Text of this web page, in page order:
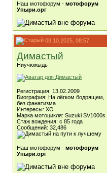
Наш мотофорум - мотофорум
Упыри.орг
08.10.2025, 08:57
Димастый
Ниучюжыдь
Регистрация: 13.02.2009
Биография: На лёгком бодрящем,
без фанатизма
Интересы: ХО
Марка мотоцикля: Suzuki SV1000s
Стаж вождения: с 85 года
Сообщений: 32,486
Наш мотофорум - мотофорум
Упыри.орг